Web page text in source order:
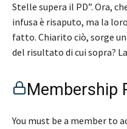
Stelle supera il PD”. Ora,
infusa è risaputo, ma la
fatto. Chiarito ciò, sorge
del risultato di cui sopra?
Membership
You must be a member to